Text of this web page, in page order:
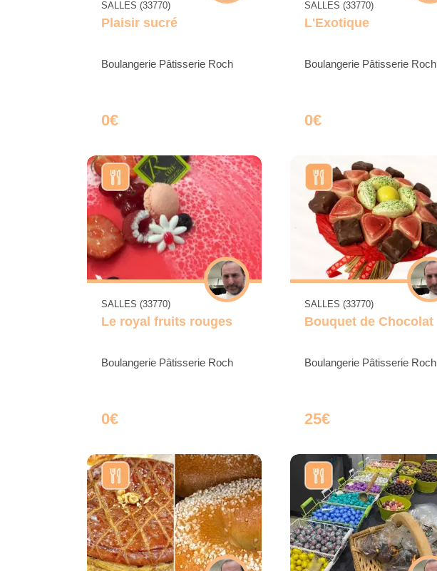
SALLES (33770)
Plaisir sucré
Boulangerie Pâtisserie Roch
0€
SALLES (33770)
L'Exotique
Boulangerie Pâtisserie Roch
0€
SALLES (33770)
Le royal fruits rouges
Boulangerie Pâtisserie Roch
0€
SALLES (33770)
Bouquet de Chocolat
Boulangerie Pâtisserie Roch
25€